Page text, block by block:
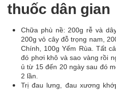
thuốc dân gian
Chữa phù nề: 200g rễ và
200g vỏ cây đỗ trọng nam,
Chính, 100g Yếm Rùa. Tất
đó phơi khô và sao vàng rồi
ủ từ 15 đến 20 ngày sau đó
2 lần.
Trị đau lưng, đau xương